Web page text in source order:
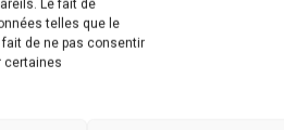
Le fait de
telles que le
de ne pas consentir
certaines